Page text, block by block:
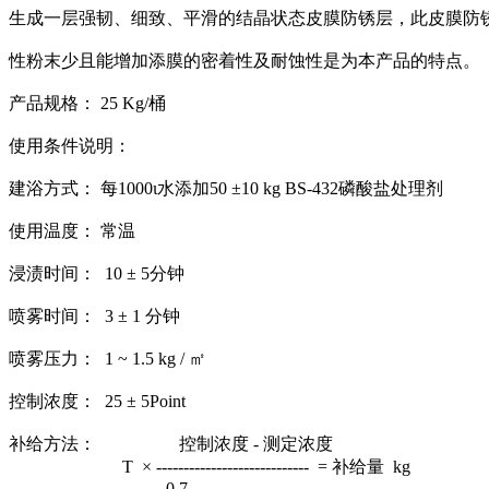
生成一层强韧、细致、平滑的结晶状态皮膜防锈层，此皮膜防
性粉末少且能增加添膜的密着性及耐蚀性是为本产品的特点。
产品规格： 25 Kg/桶
使用条件说明：
建浴方式： 每1000ι水添加50 ±10 kg BS-432磷酸盐处理剂
使用温度： 常温
浸渍时间： 10 ± 5分钟
喷雾时间： 3 ± 1 分钟
喷雾压力： 1 ~ 1.5 kg / ㎡
控制浓度： 25 ± 5Point
补给方法： 控制浓度 - 测定浓度
T × ---------------------------- = 补给量 kg